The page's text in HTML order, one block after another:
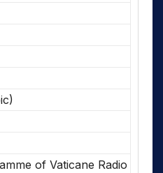
of Vaticane Radio